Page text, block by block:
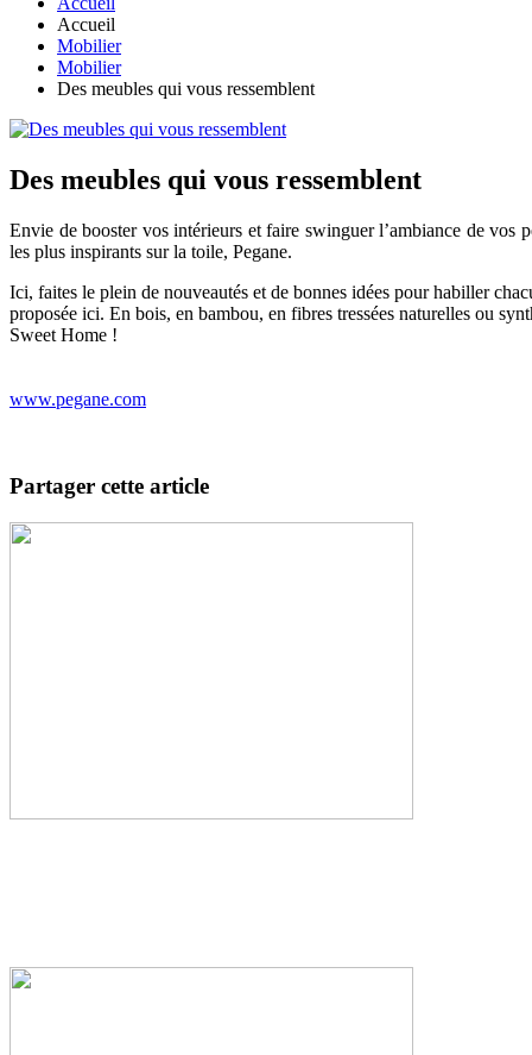
Accueil
Mobilier
Mobilier
Des meubles qui vous ressemblent
Des meubles qui vous ressemblent
Envie de booster vos intérieurs et faire swinguer l’ambiance de vos
les plus inspirants sur la toile, Pegane.
Ici, faites le plein de nouveautés et de bonnes idées pour habiller
proposée ici. En bois, en bambou, en fibres tressées naturelles ou
Sweet Home !
www.pegane.com
Partager cette article